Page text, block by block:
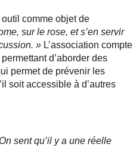
comme objet de
sur le rose, et s’en servir
» L’association compte
d’aborder des
permet de prévenir les
soit accessible à d’autres
sent qu’il y a une réelle